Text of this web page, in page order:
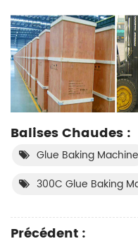
Balises Chaudes :
Glue Baking Machine
300C Glue Baking
Précédent :